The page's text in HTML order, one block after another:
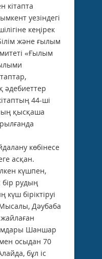
кiтапта
уезiндегi
кеңiрек
және ғылым
«Ғылым
әдебиеттер
44-шi
қысқаша
көбiнесе
асқан.
күшпен,
бiр рудың
күш бiрiктiруi
Дәубаба
Шаншар
осыдан 70
бұл iс